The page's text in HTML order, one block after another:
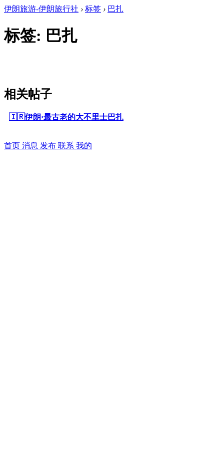
伊朗旅游-伊朗旅行社 › 标签 › 巴扎
标签: 巴扎
相关帖子
🇮🇷伊朗·最古老的大不里士巴扎
首页 消息 发布 联系 我的